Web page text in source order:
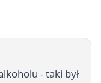
- taki był